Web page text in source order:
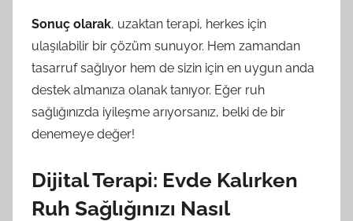
Sonuç olarak, uzaktan terapi, herkes için
ulaşılabilir bir çözüm sunuyor. Hem zamandan
tasarruf sağlıyor hem de sizin için en uygun anda
destek almanıza olanak tanıyor. Eğer ruh
sağlığınızda iyileşme arıyorsanız, belki de bir
denemeye değer!
Dijital Terapi: Evde Kalırken
Ruh Sağlığınızı Nasıl